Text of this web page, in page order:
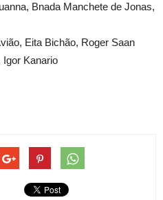
Bnada Manchete de Jonas,
Eita Bichão, Roger Saan
Igor Kanario